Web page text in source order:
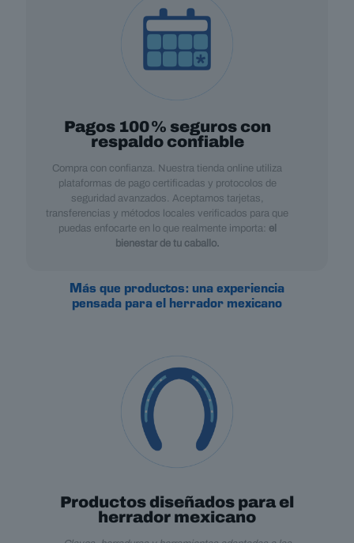
Pagos 100 % seguros con
respaldo confiable
Compra con confianza. Nuestra tienda online utiliza
plataformas de pago certificadas y protocolos de
seguridad avanzados. Aceptamos tarjetas,
transferencias y métodos locales verificados para que
puedas enfocarte en lo que realmente importa: el
bienestar de tu caballo.
Más que productos: una experiencia
pensada para el herrador mexicano
Productos diseñados para el
herrador mexicano